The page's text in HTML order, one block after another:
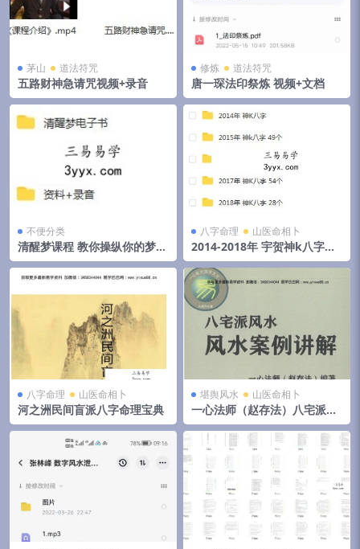
茅山 道法符咒
五路财神急请咒视频+录音
修炼 道法符咒
唐一琛法印祭炼 视频+文档
不便分类
清醒梦课程 教你操纵你的梦境
视频+音频+文档 移动云盘下载
八字命理 山医命相卜
2014-2018年 宇贺神k八字合
集 夸克网盘下载
八字命理 山医命相卜
河之洲民间盲派八字命理宝典
堪舆风水 山医命相卜
一心法师（赵存法）八宅派风
水案例讲解